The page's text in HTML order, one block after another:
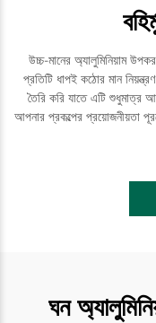
উচ্চ-মানের অ্যালুমিনিয়াম
প্রতিটি ধাপই কঠোর মান
তৈরি করি যাতে এটি শুধুমাত্র
আপনার প্রকল্পের প্রয়োজনীয়তা
ঘন